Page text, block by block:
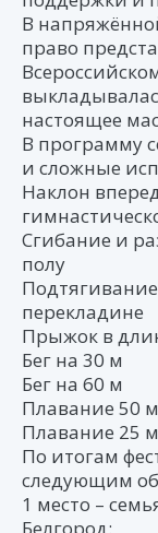
В
право
настоящее
В программу
и сложные
Наклон
Сгибание и
полу
перекладине
Прыжок в
Бег на 30 м
Бег на 60 м
Плавание 50 м
Плавание 25 м
По итогам
следующим
1 место –